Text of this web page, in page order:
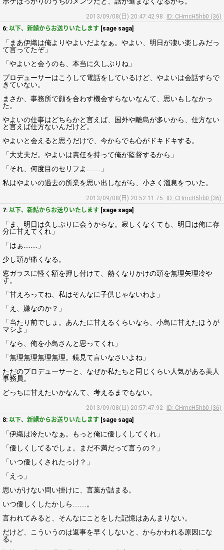
2013/09/08(日) 20:47:42.98
ID: CHmcH5hb0 (36)
6: 以下、新鯖からお送りいたします [sage saga]
「まあ伊織は俺よりやよいだよなぁ。やよい、明日が凄い楽しみだっ
て言ってたぞ」
「やよいと会うのも、本当に久しぶりね」
プロデューサーはこうして電話をしているけど、やよいは会話すらで
きていない。
まさか、事務所で顔を合わす機会すらないなんて、思いもしなかっ
た。
やよいの仕事はどちらかと言えば、国外や離島が多いから、仕方ない
と言えば仕方ないんだけど。
やよいと会えると思うだけで、今からでも心がドキドキする。
「大丈夫だ。やよいは責任を持って俺が監督するから」
「それ、何度目のセリフよ……」
私はやよいの過去の所業を思い出しながら、小さく溜息をついた。
2013/09/08(日) 20:52:11.75
ID: CHmcH5hb0 (36)
7: 以下、新鯖からお送りいたします [sage saga]
「ま、明日は久しぶりに会うからな。寂しくなくても、明日は俺に存
分に甘えてくれ」
「はぁ……」
少し頭が痛くなる。
窓ガラスに軽く額を押し付けて、熱くなりかけの頭を無理矢理冷や
す。
「甘えろってね、私はそんなに子供じゃないわよ」
「え、嫌なのか？」
「当たり前でしょ。あんたに甘えるくらいなら、小鳥に甘えたほうが
マシよ」
「なら、俺を小鳥さんと思ってくれ」
「無理無理無理無理。鏡見て言いなさいよね」
ただのプロデューサーと、なぜか私たちと同じくらい人気がある美人
事務員。
どっちに甘えたいかなんて、考えるまでもない。
2013/09/08(日) 20:57:47.92
ID: CHmcH5hb0 (36)
8: 以下、新鯖からお送りいたします [sage saga]
「伊織は冷たいなぁ。もっと俺に優しくしてくれ」
「優しくしてるでしょ。まだ不満だって言うの？」
「いつ優しくされたっけ？」
「えっ」
思いがけない問い掛けに、言葉が詰まる。
いつ優しくしたかしら……。
言われてみると、そんなにことをした記憶はあんまりない。
だけど、こういうのは返事を早くしないと、からかわれる原因にな
る。